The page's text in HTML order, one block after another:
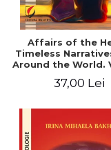
Affairs of the
Timeless
Around the World.
37,00 Lei